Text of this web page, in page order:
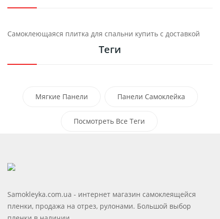
Самоклеющаяся плитка для спальни купить с доставкой
Теги
Мягкие Панели Панели Самоклейка
Самоклеющиеся Моющиеся Панели
Посмотреть Все Теги
Samokleyka.com.ua - интернет магазин самоклеящейся
пленки, продажа на отрез, рулонами. Большой выбор